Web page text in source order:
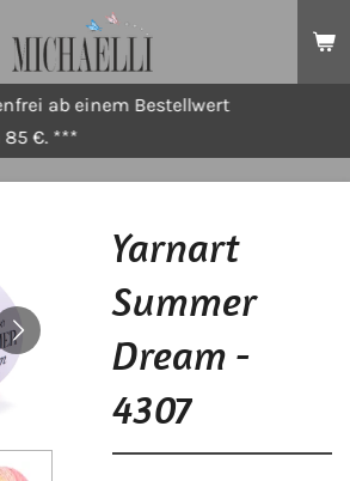
ab einem Bestellwert
85 €. ***
Yarnart
Summer
Dream -
4307